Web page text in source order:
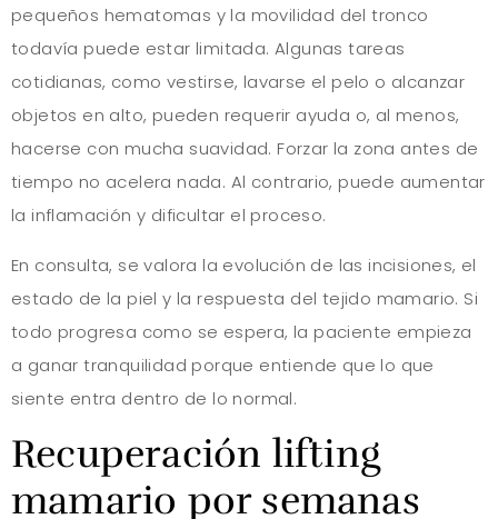
pequeños hematomas y la movilidad del tronco
todavía puede estar limitada. Algunas tareas
cotidianas, como vestirse, lavarse el pelo o alcanzar
objetos en alto, pueden requerir ayuda o, al menos,
hacerse con mucha suavidad. Forzar la zona antes de
tiempo no acelera nada. Al contrario, puede aumentar
la inflamación y dificultar el proceso.
En consulta, se valora la evolución de las incisiones, el
estado de la piel y la respuesta del tejido mamario. Si
todo progresa como se espera, la paciente empieza
a ganar tranquilidad porque entiende que lo que
siente entra dentro de lo normal.
Recuperación lifting
mamario por semanas